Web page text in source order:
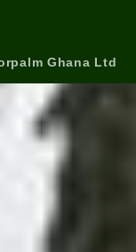
Ghana Ltd